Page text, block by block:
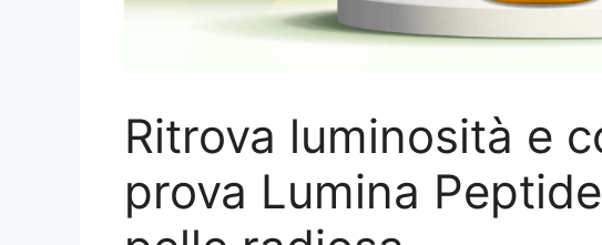
Ritrova luminosità e
prova Lumina